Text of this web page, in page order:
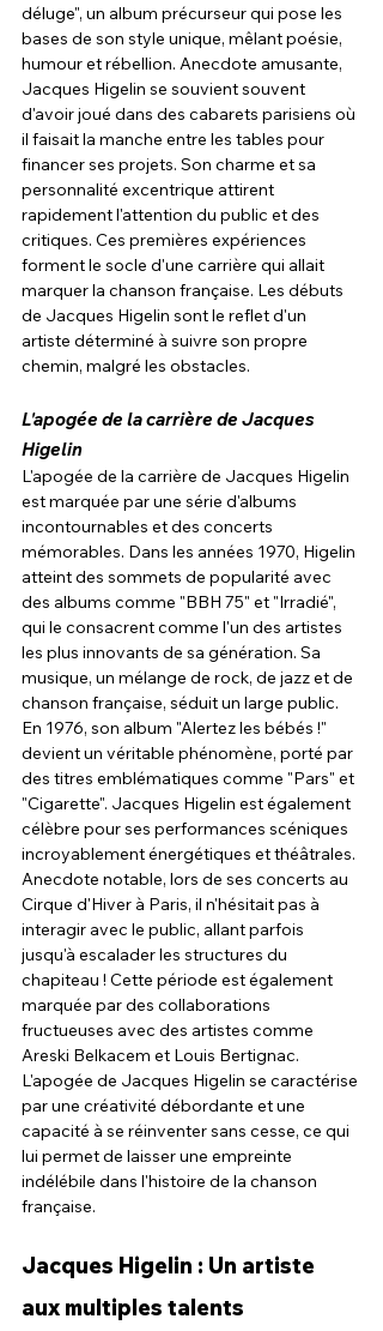
déluge", un album précurseur qui pose les
bases de son style unique, mêlant poésie,
humour et rébellion. Anecdote amusante,
Jacques Higelin se souvient souvent
d'avoir joué dans des cabarets parisiens où
il faisait la manche entre les tables pour
financer ses projets. Son charme et sa
personnalité excentrique attirent
rapidement l'attention du public et des
critiques. Ces premières expériences
forment le socle d'une carrière qui allait
marquer la chanson française. Les débuts
de Jacques Higelin sont le reflet d'un
artiste déterminé à suivre son propre
chemin, malgré les obstacles.
L'apogée de la carrière de Jacques
Higelin
L'apogée de la carrière de Jacques Higelin
est marquée par une série d'albums
incontournables et des concerts
mémorables. Dans les années 1970, Higelin
atteint des sommets de popularité avec
des albums comme "BBH 75" et "Irradié",
qui le consacrent comme l'un des artistes
les plus innovants de sa génération. Sa
musique, un mélange de rock, de jazz et de
chanson française, séduit un large public.
En 1976, son album "Alertez les bébés !"
devient un véritable phénomène, porté par
des titres emblématiques comme "Pars" et
"Cigarette". Jacques Higelin est également
célèbre pour ses performances scéniques
incroyablement énergétiques et théâtrales.
Anecdote notable, lors de ses concerts au
Cirque d'Hiver à Paris, il n'hésitait pas à
interagir avec le public, allant parfois
jusqu'à escalader les structures du
chapiteau ! Cette période est également
marquée par des collaborations
fructueuses avec des artistes comme
Areski Belkacem et Louis Bertignac.
L'apogée de Jacques Higelin se caractérise
par une créativité débordante et une
capacité à se réinventer sans cesse, ce qui
lui permet de laisser une empreinte
indélébile dans l'histoire de la chanson
française.
Jacques Higelin : Un artiste
aux multiples talents